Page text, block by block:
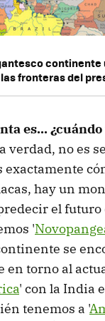
fronteras del
es...
verdad, no es
exactamente
hay un
el futuro
'
se
en torno al
' con la India
tenemos a '